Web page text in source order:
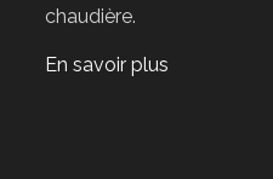
chaudière.
En savoir plus